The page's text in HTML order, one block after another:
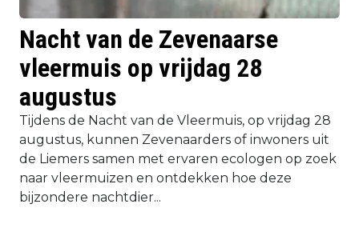
Nacht van de Zevenaarse
vleermuis op vrijdag 28
augustus
Tijdens de Nacht van de Vleermuis, op vrijdag 28
augustus, kunnen Zevenaarders of inwoners uit
de Liemers samen met ervaren ecologen op zoek
naar vleermuizen en ontdekken hoe deze
bijzondere nachtdier...